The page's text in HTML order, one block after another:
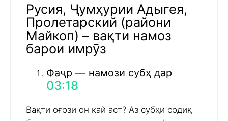
Русия, Ҷумҳурии Адыгея,
Пролетарский (райони
Майкоп) – вақти намоз
барои имрӯз
Фаҷр — намози субҳ дар
03:18
Вақти оғози он кай аст? Аз субҳи содиқ